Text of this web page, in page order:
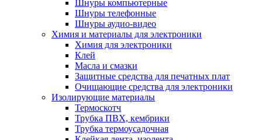
Шнуры компьютерные
Шнуры телефонные
Шнуры аудио-видео
Химия и материалы для электроники
Химия для электроники
Клей
Масла и смазки
Защитные средства для печатных плат
Очищающие средства для электроники
Изолирующие материалы
Термоскотч
Трубка ПВХ, кембрики
Трубка термоусадочная